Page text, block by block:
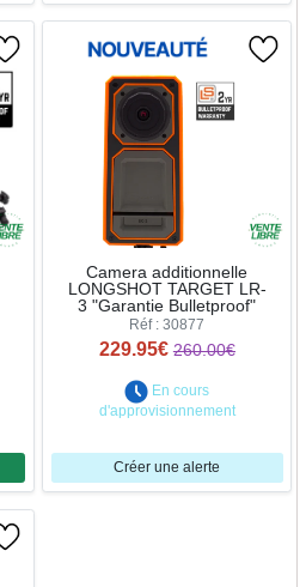
Camera additionnelle
LONGSHOT TARGET LR-
3 "Garantie Bulletproof"
Réf : 30877
229.95€ 260.00€
En cours
d'approvisionnement
Créer une alerte